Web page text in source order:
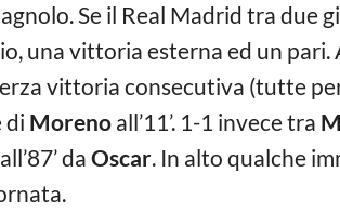
Se il Real Madrid tra due
una vittoria esterna ed un
vittoria consecutiva (tutte
di Moreno all’11’. 1-1 invece tra
da Oscar. In alto qualche